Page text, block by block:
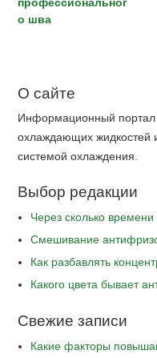
о шва
О сайте
Информационный портал
охлаждающих жидкостей
системой охлаждения.
Выбор редакции
Через сколько
Cмешивание
Как разбавлять
Какого цвета бывает
Свежие записи
Какие факторы